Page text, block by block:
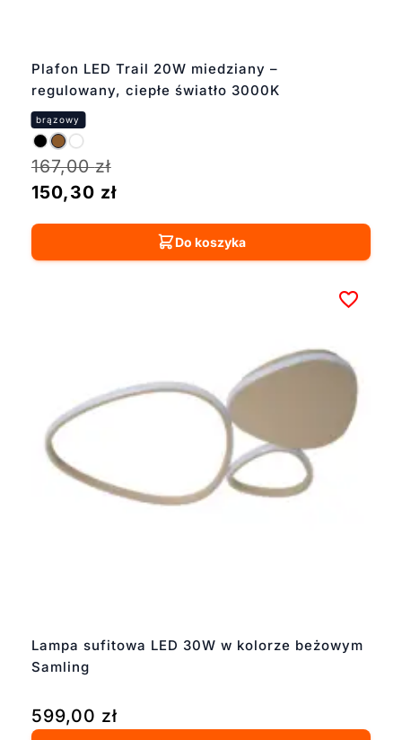
Plafon LED Trail 20W miedziany –
regulowany, ciepłe światło 3000K
167,00zł
150,30 zł
Do koszyka
Lampa sufitowa LED 30W w kolorze beżowym
Samling
599,00 zł